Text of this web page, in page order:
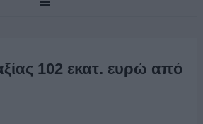
102 εκατ. ευρώ από